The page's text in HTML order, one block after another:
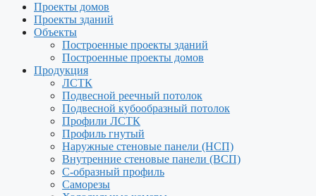
Проекты домов
Проекты зданий
Объекты
Построенные проекты зданий
Построенные проекты домов
Продукция
ЛСТК
Подвесной реечный потолок
Подвесной кубообразный потолок
Профили ЛСТК
Профиль гнутый
Наружные стеновые панели (НСП)
Внутренние стеновые панели (ВСП)
С-образный профиль
Саморезы